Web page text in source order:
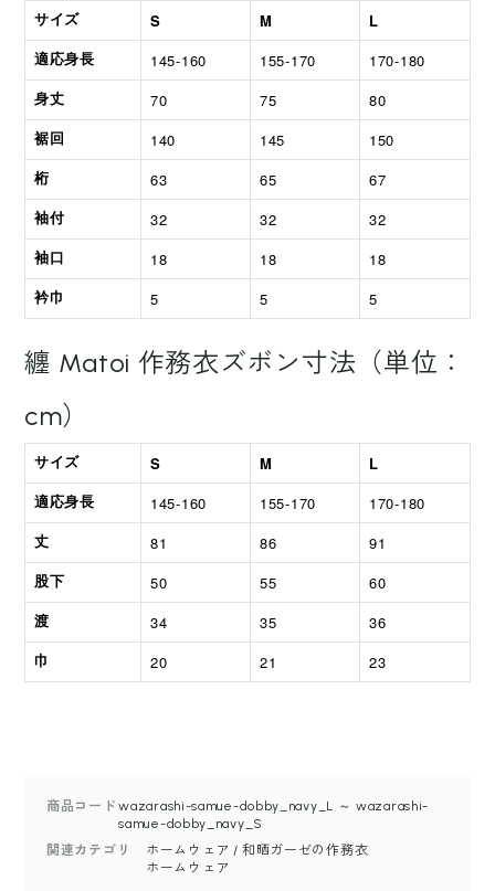
サイズ S M L
適応身長 145-160 155-170 170-180
身丈 70 75 80
裾回 140 145 150
桁 63 65 67
袖付 32 32 32
袖口 18 18 18
衿巾 5 5 5
纏 Matoi 作務衣ズボン寸法（単位：
cm）
サイズ S M L
適応身長 145-160 155-170 170-180
丈 81 86 91
股下 50 55 60
渡 34 35 36
巾 20 21 23
商品コード wazarashi-samue-dobby_navy_L ～ wazarashi-
samue-dobby_navy_S
関連カテゴリ
ホームウェア / 和晒ガーゼの作務衣
ホームウェア